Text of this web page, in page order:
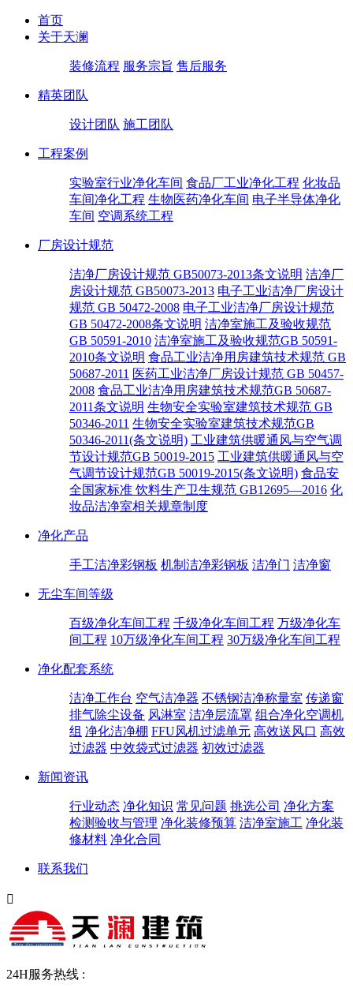
首页
关于天澜
装修流程 服务宗旨 售后服务
精英团队
设计团队 施工团队
工程案例
实验室行业净化车间 食品厂工业净化工程 化妆品
车间净化工程 生物医药净化车间 电子半导体净化
车间 空调系统工程
厂房设计规范
洁净厂房设计规范 GB50073-2013条文说明 洁净厂
房设计规范 GB50073-2013 电子工业洁净厂房设计
规范 GB 50472-2008 电子工业洁净厂房设计规范
GB 50472-2008条文说明 洁净室施工及验收规范
GB 50591-2010 洁净室施工及验收规范GB 50591-
2010条文说明 食品工业洁净用房建筑技术规范 GB
50687-2011 医药工业洁净厂房设计规范 GB 50457-
2008 食品工业洁净用房建筑技术规范GB 50687-
2011条文说明 生物安全实验室建筑技术规范 GB
50346-2011 生物安全实验室建筑技术规范GB
50346-2011(条文说明) 工业建筑供暖通风与空气调
节设计规范GB 50019-2015 工业建筑供暖通风与空
气调节设计规范GB 50019-2015(条文说明) 食品安
全国家标准 饮料生产卫生规范 GB12695—2016 化
妆品洁净室相关规章制度
净化产品
手工洁净彩钢板 机制洁净彩钢板 洁净门 洁净窗
无尘车间等级
百级净化车间工程 千级净化车间工程 万级净化车
间工程 10万级净化车间工程 30万级净化车间工程
净化配套系统
洁净工作台 空气洁净器 不锈钢洁净称量室 传递窗
排气除尘设备 风淋室 洁净层流罩 组合净化空调机
组 净化洁净棚 FFU风机过滤单元 高效送风口 高效
过滤器 中效袋式过滤器 初效过滤器
新闻资讯
行业动态 净化知识 常见问题 挑选公司 净化方案
检测验收与管理 净化装修预算 洁净室施工 净化装
修材料 净化合同
联系我们

24H服务热线 :